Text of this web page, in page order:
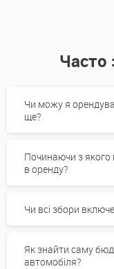
Часто
Чи можу я
ще?
Починаючи з якого
в оренду?
Чи всі збори
Як знайти саму
автомобіля?